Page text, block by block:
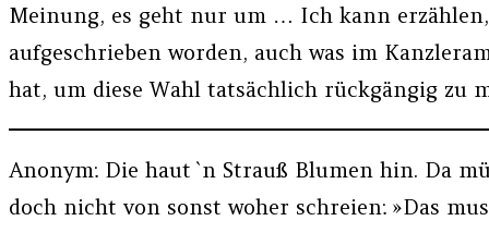
Meinung, es geht nur um … Ich kann
aufgeschrieben worden, auch was im
hat, um diese Wahl tatsächlich rückgängig zu
Anonym: Die haut `n Strauß Blumen hin. Da
doch nicht von sonst woher schreien: »Das